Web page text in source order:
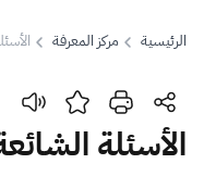
بحث
الرئيسية مركز المعرفة
الأسئلة